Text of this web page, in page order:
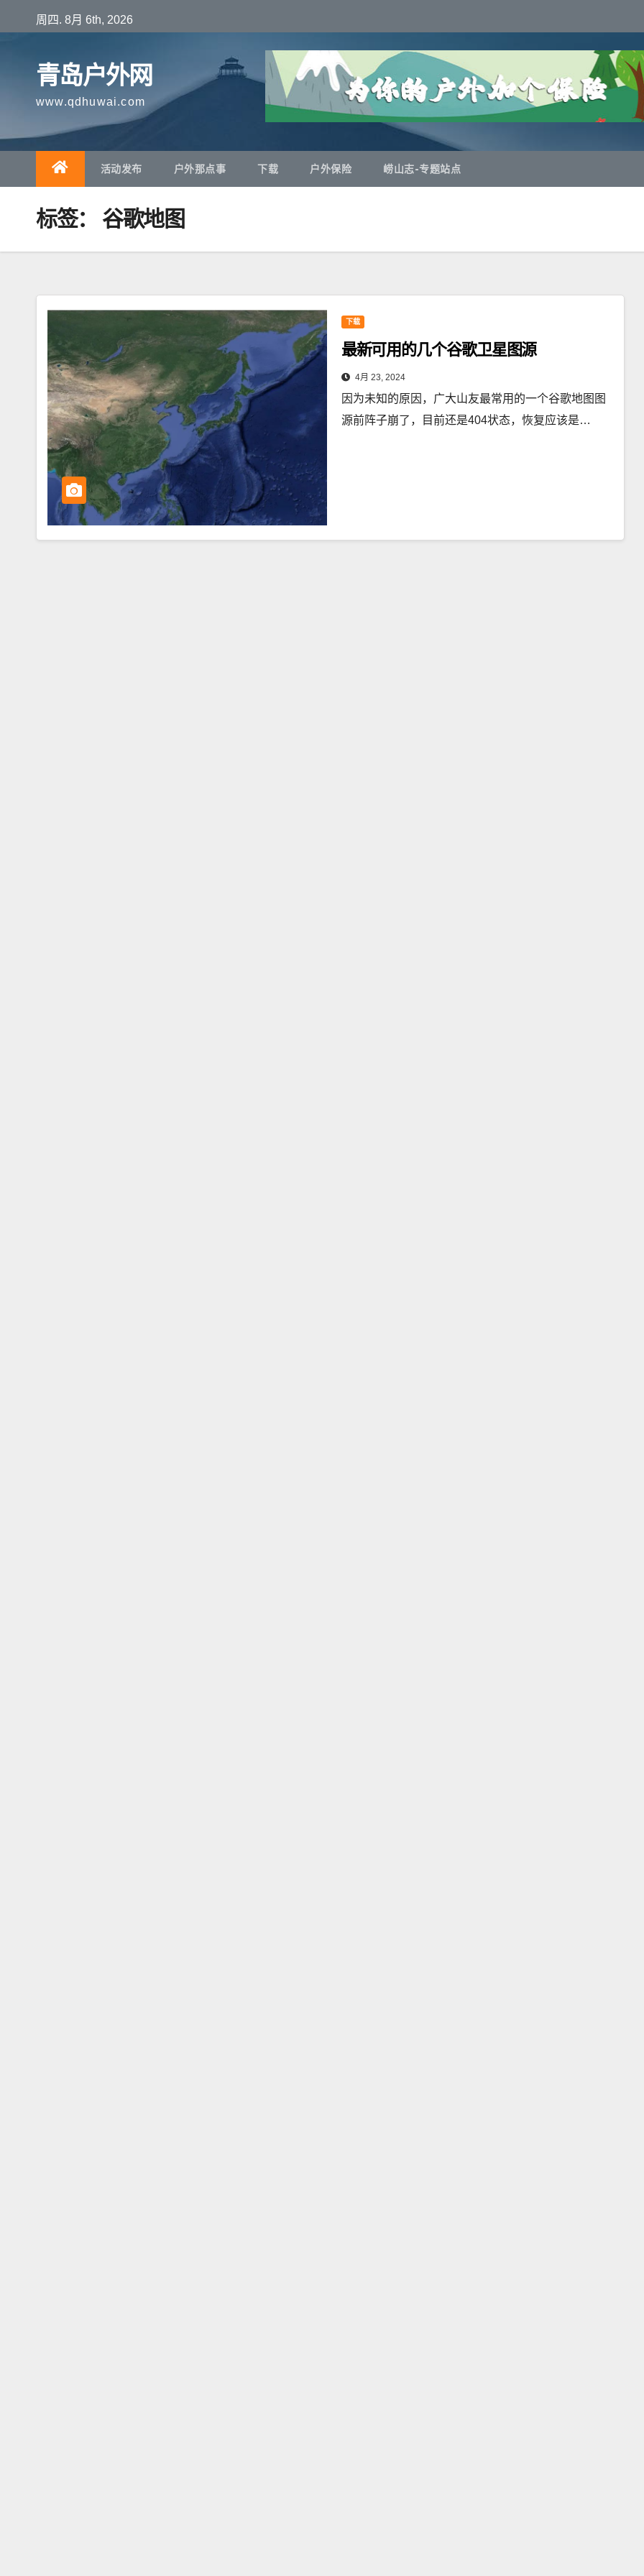
至
周四. 8月 6th, 2026
青岛户外网
www.qdhuwai.com
活动发布 户外那点事 下载 户外保险 崂山志-专题站点
标签： 谷歌地图
下载
最新可用的几个谷歌卫星图源
4月 23, 2024
因为未知的原因，广大山友最常用的一个谷歌地图图
源前阵子崩了，目前还是404状态，恢复应该是…